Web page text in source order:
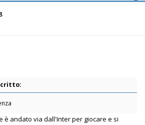
è andato via dall'Inter per giocare e si